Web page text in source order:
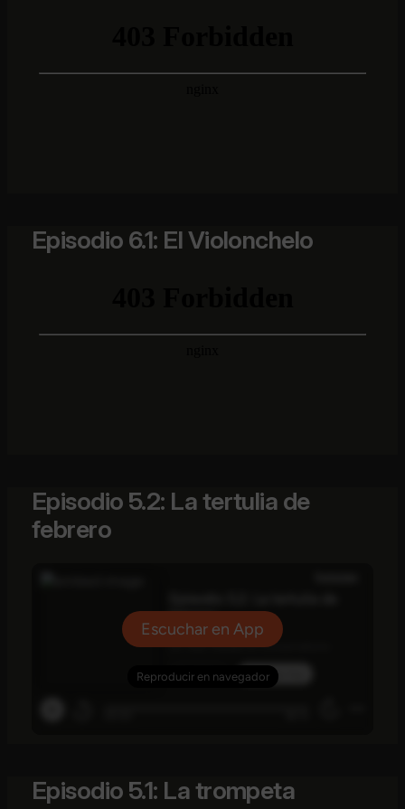
Episodio 6.1: El Violonchelo
Episodio 5.2: La tertulia de
febrero
Episodio 5.1: La trompeta